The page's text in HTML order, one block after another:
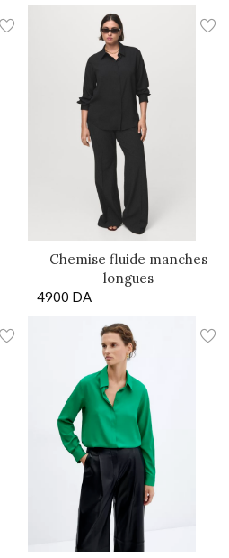
Chemise fluide manches
longues
4900 DA